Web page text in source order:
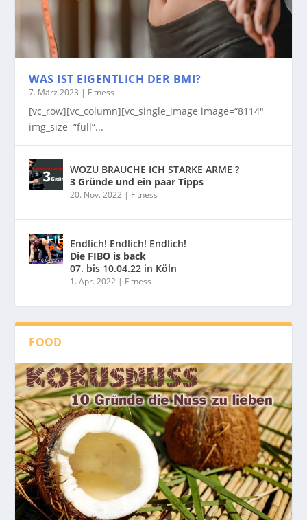
WAS IST EIGENTLICH DER BMI?
7. März 2023 | Fitness
[vc_row][vc_column][vc_single_image image=“8114″
img_size=“full“...
WOZU BRAUCHE ICH STARKE ARME ?
3 Gründe und ein paar Tipps
20. Nov. 2022 | Fitness
Endlich! Endlich! Endlich!
Die FIBO is back
07. bis 10.04.22 in Köln
1. Apr. 2022 | Fitness
FOOD